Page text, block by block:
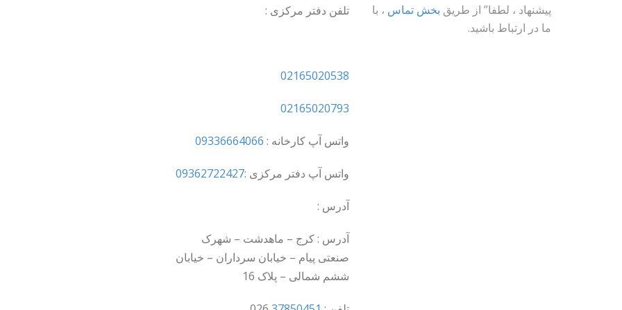
پیشنهاد ، لطفا” از طریق بخش تماس ، با
ما در ارتباط باشید.
تلفن دفتر مرکزی :
02165020538
02165020793
واتس آپ کارخانه : 09336664066
واتس آپ دفتر مرکزی :09362722427
آدرس :
آدرس : کرج – ماهدشت – شهرک
صنعتی پیام – خیابان سرداران – خیابان
ششم شمالی – پلاک 16